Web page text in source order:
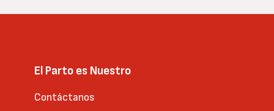
El Parto es Nuestro
Contáctanos